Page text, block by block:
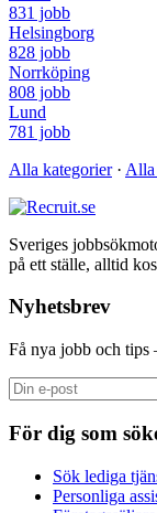
831 jobb
Helsingborg
828 jobb
Norrköping
808 jobb
Lund
781 jobb
Alla kategorier· Alla
Sveriges
på ett ställe, alltid
Nyhetsbrev
Få nya jobb och
För dig som
Sök lediga
Personliga